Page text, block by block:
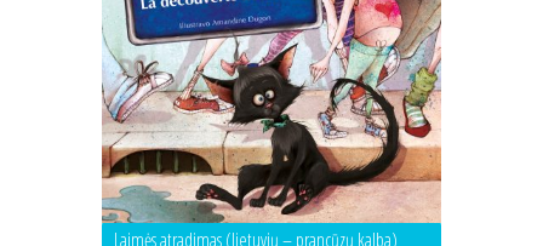
Laimės atradimas (lietuvių – prancūzų kalba)